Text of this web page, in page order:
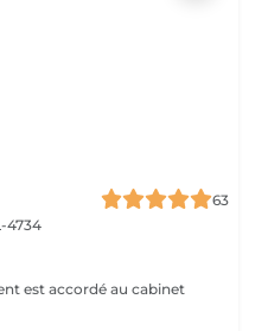
63
4734
est accordé au cabinet